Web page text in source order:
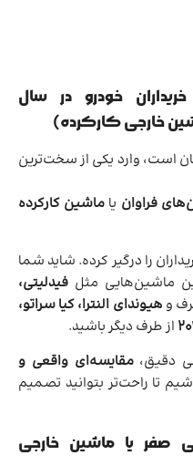
خودرو در سال
۲ میلیارد تومان است، وارد یکی از سخت‌ترین
فراوان یا ماشین کارکرده
را درگیر کرده. شاید شما
ماشین‌هایی مثل فیدلیتی،
وهیوندای النترا، کیا سراتو،
از طرف دیگر باشید.
دقیق،مقایسه‌ای واقعی و
تا راحت‌تر بتوانید تصمیم
صفر یا ماشین خارجی